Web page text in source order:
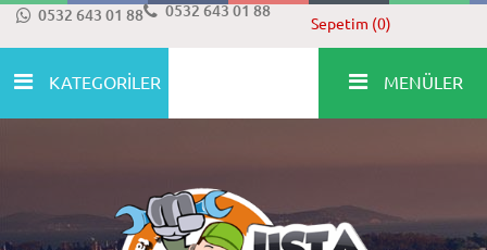
0532 643 01 88 0532 643 01 88
Sepetim (0)
KATEGORİLER MENÜLER